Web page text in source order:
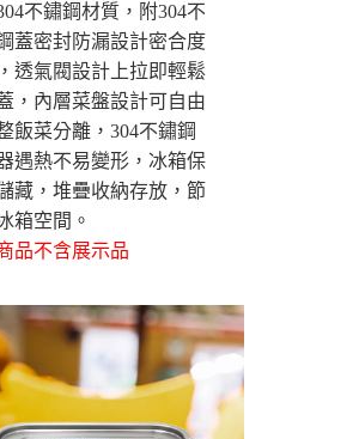
帳流程】
先享後付」後，將跳轉至「AFTEE先享後付」
並確認金額後，即可完成結帳。
將收到繳費通知簡訊。
14天內，點擊此簡訊中的連結，可透過四大超商／
方式進行付款，方視為交易完成。
當下不需立刻繳費，但若您需要取消訂單，請聯絡
家同意取消之訂單仍視為有效，需透過AFTEE先享
先享後付 」之結帳頁面顯示為準，若有關於
取消欲退款等相關疑問，請聯繫「AFTEE先享後付
support/home
有限公司提供之「AFTEE先享後付」服務完成之交
圍內提供個人資料，並將交易相關給付款項請求債
限公司。
宜，請瀏覽以下網址：
先徵得法定代理人或監護人之同意方可使用
含以上)免運費
含以上)免運費
含以上)免運費
含以上)免運費
不鏽鋼材質，附304不
蓋密封防漏設計密合度
透氣閥設計上拉即輕鬆
， 內層菜盤設計可自由
飯菜分離，304不鏽鋼
遇熱不易變形，冰箱保
藏，堆疊收納存放，節
箱空間。
品不含展示品